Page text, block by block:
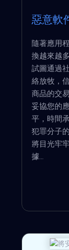
惡意軟
隨著應用
換越來越
試圖通過
絡放牧，
商品的交
妥協您的
平，時間
犯罪分子
將目光牢
據...